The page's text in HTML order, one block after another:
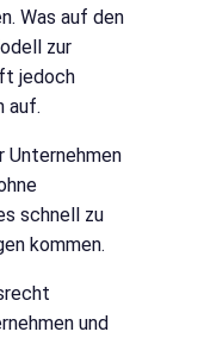
Was auf den
zur
jedoch
auf.
Unternehmen
schnell zu
kommen.
und